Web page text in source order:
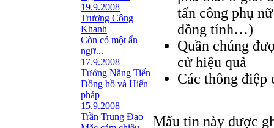
19.9.2008
Trương Công
Khanh
Còn có một ẩn
ngữ...
17.9.2008
Tưởng Năng Tiến
Đồng hồ và Hiến
pháp
15.9.2008
Trần Trung Đạo
tấn công phụ
đồng tính…)
Quần chúng
cử hiệu quả
Các thông điệp
Mẩu tin này được